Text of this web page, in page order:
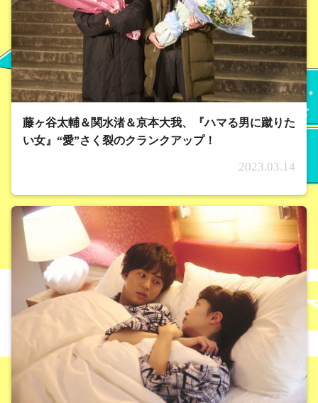
藤ヶ谷太輔＆関水渚＆京本大我、『ハマる男に蹴りた
い女』“愛”さく裂のクランクアップ！
2023.03.14